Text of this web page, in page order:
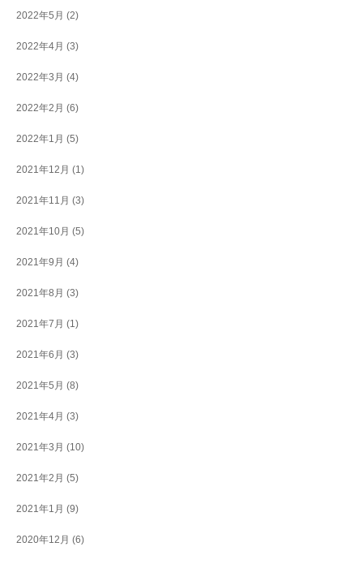
2022年5月 (2)
2022年4月 (3)
2022年3月 (4)
2022年2月 (6)
2022年1月 (5)
2021年12月 (1)
2021年11月 (3)
2021年10月 (5)
2021年9月 (4)
2021年8月 (3)
2021年7月 (1)
2021年6月 (3)
2021年5月 (8)
2021年4月 (3)
2021年3月 (10)
2021年2月 (5)
2021年1月 (9)
2020年12月 (6)